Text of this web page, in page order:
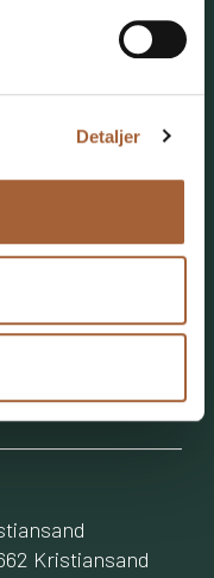
Detaljer
Nesteprosjekt
Kristiansand